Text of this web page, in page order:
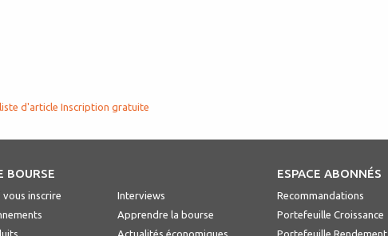
d'article Inscription gratuite
BOURSE
inscrire
Interviews
Apprendre la bourse
ESPACE ABONNÉS
Recommandations
Portefeuille Croissance